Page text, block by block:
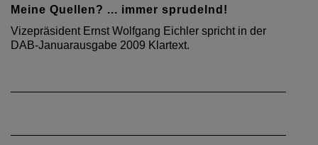
Meine Quellen? ... immer sprudelnd!
Vizepräsident Ernst Wolfgang Eichler spricht in der
DAB-Januarausgabe 2009 Klartext.